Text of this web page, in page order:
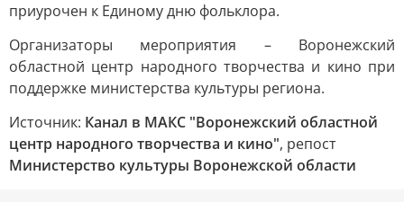
приурочен к Единому дню фольклора.
Организаторы мероприятия – Воронежский
областной центр народного творчества и кино при
поддержке министерства культуры региона.
Источник: Канал в МАКС "Воронежский областной
центр народного творчества и кино", репост
Министерство культуры Воронежской области